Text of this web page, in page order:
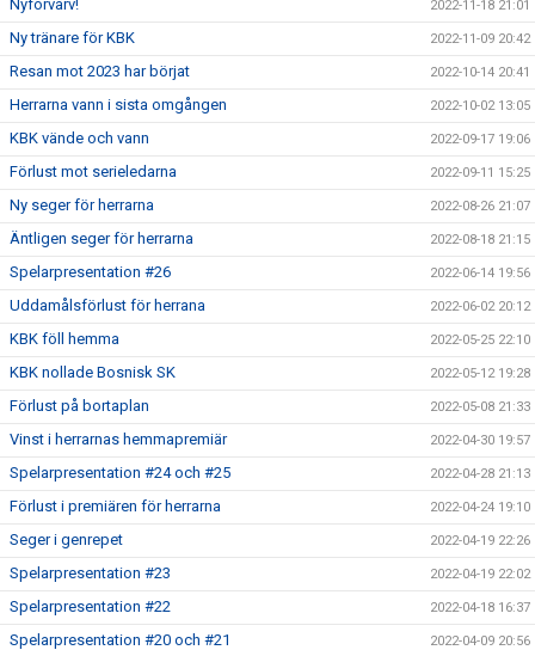
Nyförvärv! 2022-11-18 21:01
Ny tränare för KBK 2022-11-09 20:42
Resan mot 2023 har börjat 2022-10-14 20:41
Herrarna vann i sista omgången 2022-10-02 13:05
KBK vände och vann 2022-09-17 19:06
Förlust mot serieledarna 2022-09-11 15:25
Ny seger för herrarna 2022-08-26 21:07
Äntligen seger för herrarna 2022-08-18 21:15
Spelarpresentation #26 2022-06-14 19:56
Uddamålsförlust för herrana 2022-06-02 20:12
KBK föll hemma 2022-05-25 22:10
KBK nollade Bosnisk SK 2022-05-12 19:28
Förlust på bortaplan 2022-05-08 21:33
Vinst i herrarnas hemmapremiär 2022-04-30 19:57
Spelarpresentation #24 och #25 2022-04-28 21:13
Förlust i premiären för herrarna 2022-04-24 19:10
Seger i genrepet 2022-04-19 22:26
Spelarpresentation #23 2022-04-19 22:02
Spelarpresentation #22 2022-04-18 16:37
Spelarpresentation #20 och #21 2022-04-09 20:56